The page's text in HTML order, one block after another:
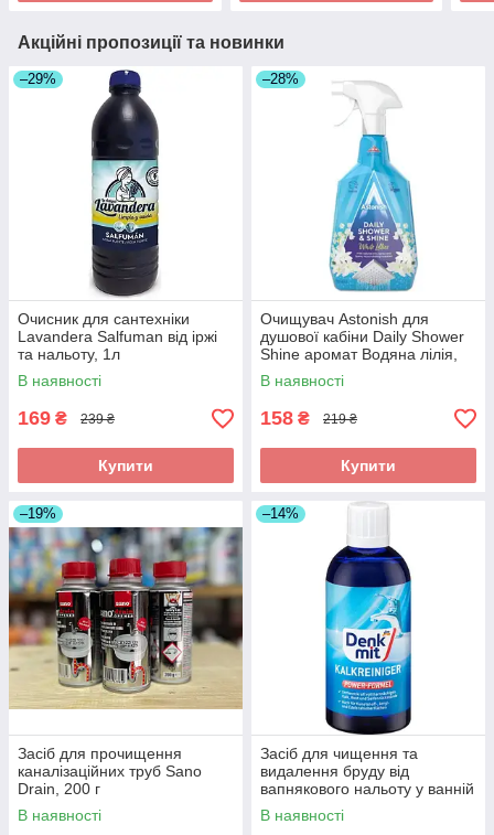
Акційні пропозиції та новинки
–29%
Очисник для сантехніки
Lavandera Salfuman від іржі
та нальоту, 1л
В наявності
169 ₴ 239 ₴
Купити
–28%
Очищувач Astonish для
душової кабіни Daily Shower
Shine аромат Водяна лілія,
750 мл
В наявності
158 ₴ 219 ₴
Купити
–19%
Засіб для прочищення
каналізаційних труб Sano
Drain, 200 г
В наявності
–14%
Засіб для чищення та
видалення бруду від
вапнякового нальоту у ванній
кімнаті та кухні Denkmit
Kalkreiniger 500мл
В наявності